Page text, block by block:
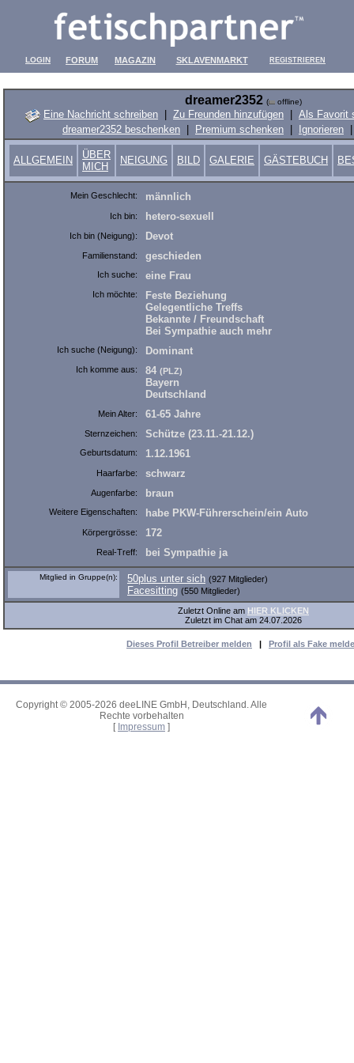
LOGIN FORUM MAGAZIN SKLAVENMARKT REGISTRIEREN
dreamer2352 ( offline)
Eine Nachricht schreiben Zu Freunden hinzufügen
Als Favorit
dreamer2352 beschenken
Premium schenken Ignorieren
ALLGEMEIN
ÜBER
MICH
NEIGUNG BILD GALERIE GÄSTEBUCH
Mein Geschlecht: männlich
Ich bin: hetero-sexuell
Ich bin (Neigung): Devot
Familienstand: geschieden
Ich suche: eine Frau
Ich möchte:
Feste Beziehung
Gelegentliche Treffs
Bekannte / Freundschaft
Bei Sympathie auch mehr
Ich suche (Neigung): Dominant
Ich komme aus: 84 (PLZ)
Bayern
Deutschland
Mein Alter: 61-65 Jahre
Sternzeichen: Schütze (23.11.-21.12.)
Geburtsdatum: 1.12.1961
Haarfarbe: schwarz
Augenfarbe: braun
Weitere Eigenschaften: habe PKW-Führerschein/ein Auto
Körpergrösse: 172
Real-Treff: bei Sympathie ja
Mitglied in Gruppe(n): 50plus unter sich (927 Mitglieder)
Facesitting (550 Mitglieder)
Zuletzt Online am HIER KLICKEN
Zuletzt im Chat am 24.07.2026
Dieses Profil Betreiber melden | Profil als Fake
Copyright © 2005-2026 deeLINE GmbH, Deutschland. Alle
Rechte vorbehalten
[ Impressum ]